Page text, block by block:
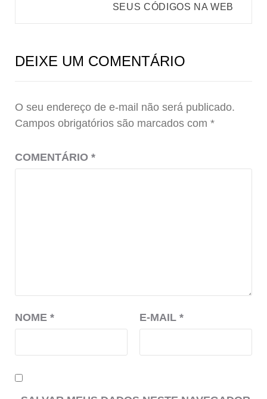
SEUS CÓDIGOS NA WEB
DEIXE UM COMENTÁRIO
O seu endereço de e-mail não será publicado.
Campos obrigatórios são marcados com *
COMENTÁRIO *
NOME * E-MAIL *